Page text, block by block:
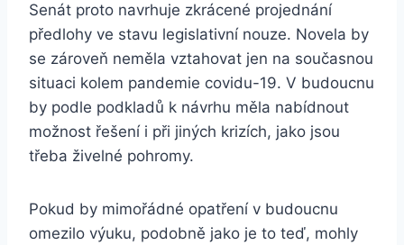
Senát proto navrhuje zkrácené projednání
předlohy ve stavu legislativní nouze. Novela by
se zároveň neměla vztahovat jen na současnou
situaci kolem pandemie covidu-19. V budoucnu
by podle podkladů k návrhu měla nabídnout
možnost řešení i při jiných krizích, jako jsou
třeba živelné pohromy.
Pokud by mimořádné opatření v budoucnu
omezilo výuku, podobně jako je to teď, mohly